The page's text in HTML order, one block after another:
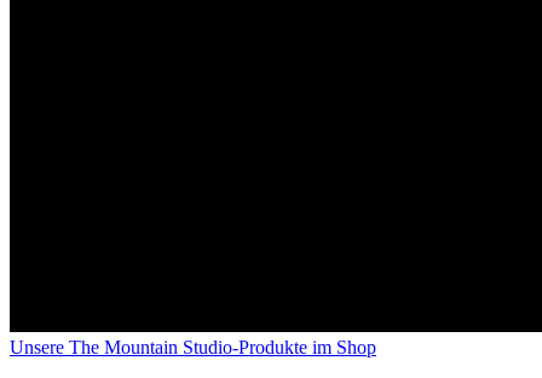
Unsere The Mountain Studio-Produkte im Shop